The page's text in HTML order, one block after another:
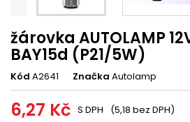
žárovka AUTOLAMP
BAY15d (P21/5W)
Kód A2641 Značka Autolamp
6,27 Kč S DPH (5,18 bez DPH)